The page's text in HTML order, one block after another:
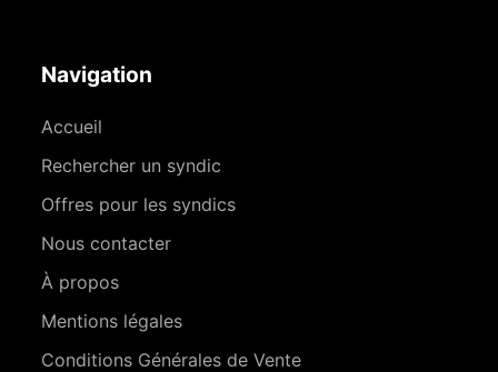
Navigation
Accueil
Rechercher un syndic
Offres pour les syndics
Nous contacter
À propos
Mentions légales
Conditions Générales de Vente